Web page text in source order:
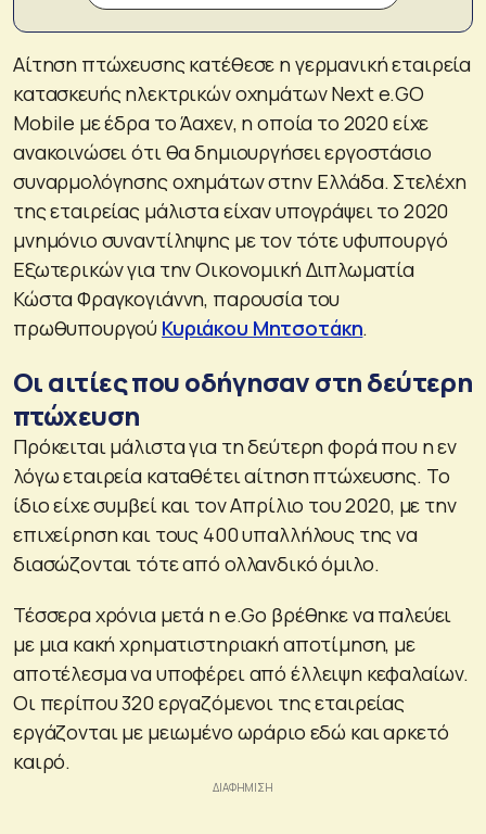
Αίτηση πτώχευσης κατέθεσε η γερμανική εταιρεία
κατασκευής ηλεκτρικών οχημάτων Next e.GO
Mobile με έδρα το Άαχεν, η οποία το 2020 είχε
ανακοινώσει ότι θα δημιουργήσει εργοστάσιο
συναρμολόγησης οχημάτων στην Ελλάδα. Στελέχη
της εταιρείας μάλιστα είχαν υπογράψει το 2020
μνημόνιο συναντίληψης με τον τότε υφυπουργό
Εξωτερικών για την Οικονομική Διπλωματία
Κώστα Φραγκογιάννη, παρουσία του
πρωθυπουργού Κυριάκου Μητσοτάκη.
Οι αιτίες που οδήγησαν στη δεύτερη
πτώχευση
Πρόκειται μάλιστα για τη δεύτερη φορά που η εν
λόγω εταιρεία καταθέτει αίτηση πτώχευσης. Το
ίδιο είχε συμβεί και τον Απρίλιο του 2020, με την
επιχείρηση και τους 400 υπαλλήλους της να
διασώζονται τότε από ολλανδικό όμιλο.
Τέσσερα χρόνια μετά η e.Go βρέθηκε να παλεύει
με μια κακή χρηματιστηριακή αποτίμηση, με
αποτέλεσμα να υποφέρει από έλλειψη κεφαλαίων.
Οι περίπου 320 εργαζόμενοι της εταιρείας
εργάζονται με μειωμένο ωράριο εδώ και αρκετό
καιρό.